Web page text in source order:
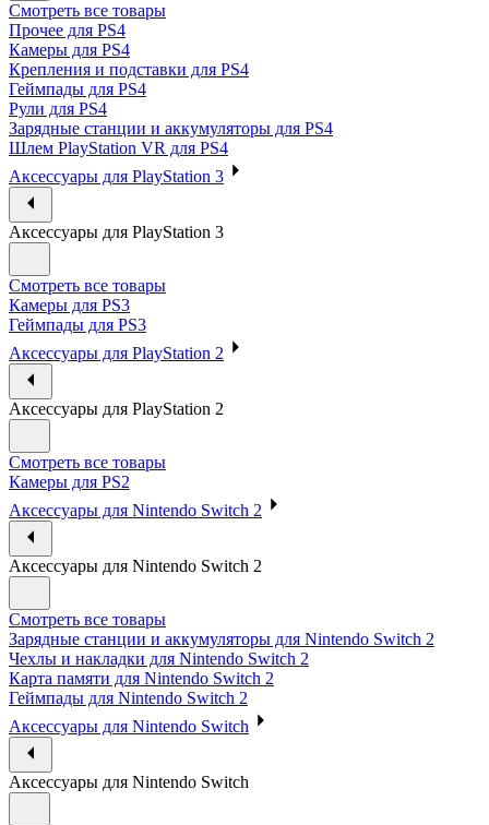
Смотреть все товары
Прочее для PS4
Камеры для PS4
Крепления и подставки для PS4
Геймпады для PS4
Рули для PS4
Зарядные станции и аккумуляторы для PS4
Шлем PlayStation VR для PS4
Аксессуары для PlayStation 3
Аксессуары для PlayStation 3
Смотреть все товары
Камеры для PS3
Геймпады для PS3
Аксессуары для PlayStation 2
Аксессуары для PlayStation 2
Смотреть все товары
Камеры для PS2
Аксессуары для Nintendo Switch 2
Аксессуары для Nintendo Switch 2
Смотреть все товары
Зарядные станции и аккумуляторы для Nintendo Switch 2
Чехлы и накладки для Nintendo Switch 2
Карта памяти для Nintendo Switch 2
Геймпады для Nintendo Switch 2
Аксессуары для Nintendo Switch
Аксессуары для Nintendo Switch